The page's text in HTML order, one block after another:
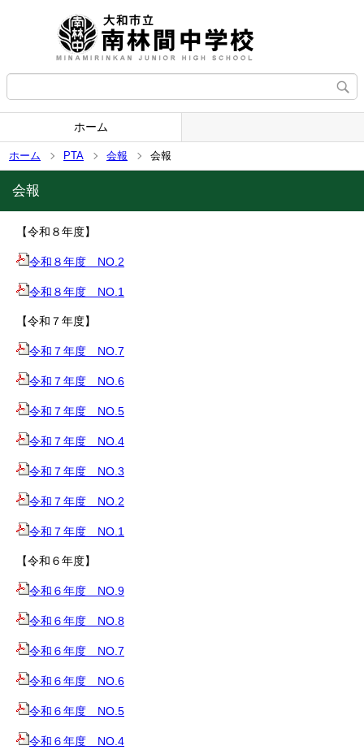
ホーム
ホーム PTA 会報 会報
会報
【令和８年度】
令和８年度 NO.2
令和８年度 NO.1
【令和７年度】
令和７年度 NO.7
令和７年度 NO.6
令和７年度 NO.5
令和７年度 NO.4
令和７年度 NO.3
令和７年度 NO.2
令和７年度 NO.1
【令和６年度】
令和６年度 NO.9
令和６年度 NO.8
令和６年度 NO.7
令和６年度 NO.6
令和６年度 NO.5
令和６年度 NO.4